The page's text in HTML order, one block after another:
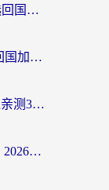
ChickCN和章鱼哪个好？海外党选回国加速器的3个关键维度 + 实用避坑指南
中国VPN评测：海外党2026最全回国加速器选择指南，告别地区限制不踩坑
雷神手游和hi龟龟好用吗？海外党亲测3款回国加速器，教你选对国外到国内加速器
在法国玩国内游戏用什么加速器？2026实测解决延迟卡顿的实用指南